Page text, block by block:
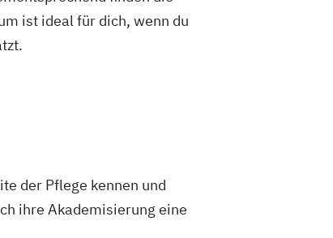
ist ideal für dich, wenn du
der Pflege kennen und
ihre Akademisierung eine